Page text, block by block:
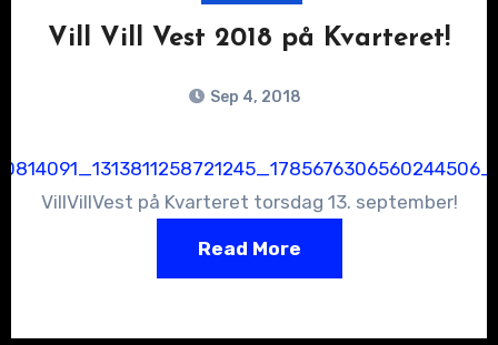
Vill Vill Vest 2018 på Kvarteret!
Sep 4, 2018
VillVillVest på Kvarteret torsdag 13. september!
Read More